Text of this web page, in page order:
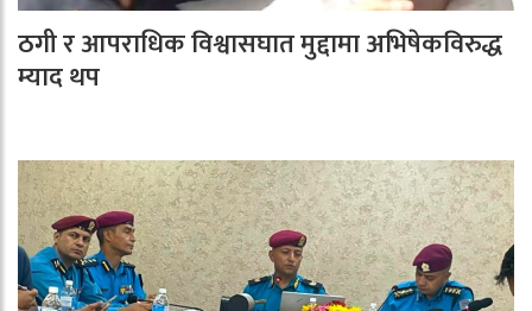
ठगी र आपराधिक विश्वासघात मुद्दामा अभिषेकविरुद्ध
म्याद थप